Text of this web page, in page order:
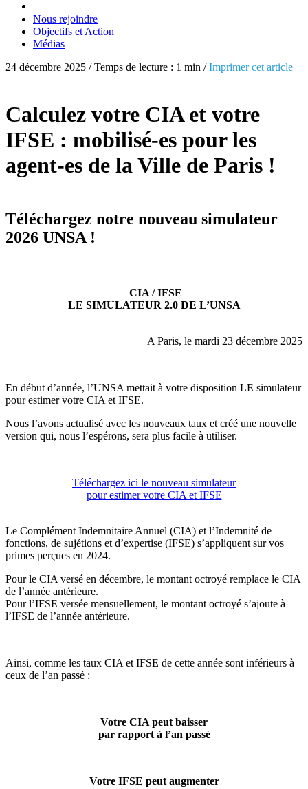
Nous rejoindre
Objectifs et Action
Médias
24 décembre 2025 / Temps de lecture : 1 min /Imprimer cet article
Calculez votre CIA et votre
IFSE : mobilisé-es pour les
agent-es de la Ville de Paris !
Téléchargez notre nouveau simulateur
2026 UNSA !
CIA / IFSE
LE SIMULATEUR 2.0 DE L’UNSA
A Paris, le mardi 23 décembre 2025
En début d’année, l’UNSA mettait à votre disposition LE simulateur
pour estimer votre CIA et IFSE.
Nous l’avons actualisé avec les nouveaux taux et créé une nouvelle
version qui, nous l’espérons, sera plus facile à utiliser.
Téléchargez ici le nouveau simulateur
pour estimer votre CIA et IFSE
Le Complément Indemnitaire Annuel (CIA) et l’Indemnité de
fonctions, de sujétions et d’expertise (IFSE) s’appliquent sur vos
primes perçues en 2024.
Pour le CIA versé en décembre, le montant octroyé remplace le CIA
de l’année antérieure.
Pour l’IFSE versée mensuellement, le montant octroyé s’ajoute à
l’IFSE de l’année antérieure.
Ainsi, comme les taux CIA et IFSE de cette année sont inférieurs à
ceux de l’an passé :
Votre CIA peut baisser
par rapport à l’an passé
Votre IFSE peut augmenter